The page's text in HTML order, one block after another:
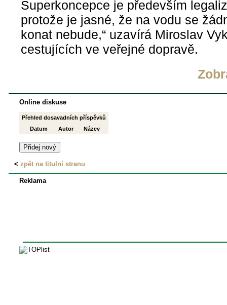
Superkoncepce je především
protože je jasné, že na vodu se
konat nebude,“ uzavírá Miroslav
cestujících ve veřejné dopravě.
Online diskuse
Přehled dosavadních příspěvků
Datum
Autor Název
< zpět na titulní stranu
Reklama